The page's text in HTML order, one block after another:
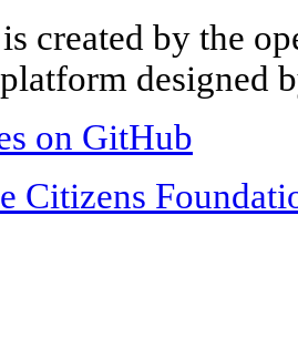
created by the
designed
on GitHub
Citizens